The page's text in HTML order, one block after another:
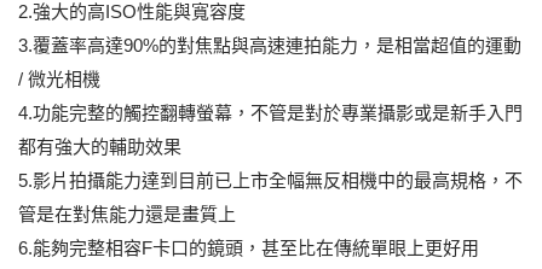
2.強大的高ISO性能與寬容度
3.覆蓋率高達90%的對焦點與高速連拍能力，是相當超值的運動
/ 微光相機
4.功能完整的觸控翻轉螢幕，不管是對於專業攝影或是新手入門
都有強大的輔助效果
5.影片拍攝能力達到目前已上市全幅無反相機中的最高規格，不
管是在對焦能力還是畫質上
6.能夠完整相容F卡口的鏡頭，甚至比在傳統單眼上更好用